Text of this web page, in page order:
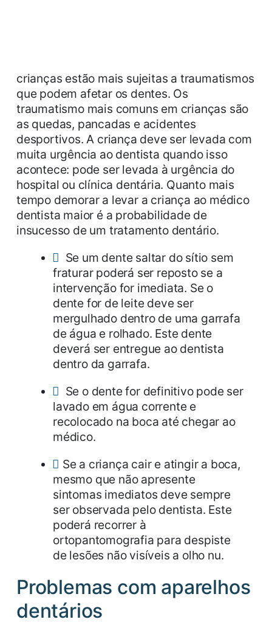
crianças estão mais sujeitas a traumatismos
que podem afetar os dentes. Os
traumatismo mais comuns em crianças são
as quedas, pancadas e acidentes
desportivos. A criança deve ser levada com
muita urgência ao dentista quando isso
acontece: pode ser levada à urgência do
hospital ou clínica dentária. Quanto mais
tempo demorar a levar a criança ao médico
dentista maior é a probabilidade de
insucesso de um tratamento dentário.
Se um dente saltar do sítio sem
fraturar poderá ser reposto se a
intervenção for imediata. Se o
dente for de leite deve ser
mergulhado dentro de uma garrafa
de água e rolhado. Este dente
deverá ser entregue ao dentista
dentro da garrafa.
Se o dente for definitivo pode ser
lavado em água corrente e
recolocado na boca até chegar ao
médico.
Se a criança cair e atingir a boca,
mesmo que não apresente
sintomas imediatos deve sempre
ser observada pelo dentista. Este
poderá recorrer à
ortopantomografia para despiste
de lesões não visíveis a olho nu.
Problemas com aparelhos
dentários